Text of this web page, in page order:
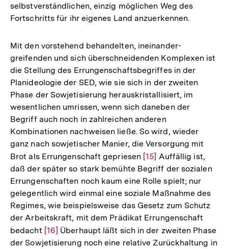
selbstverständlichen, einzig möglichen Weg des
Fortschritts für ihr eigenes Land anzuerkennen.
Mit den vorstehend behandelten, ineinander-
greifenden und sich überschneidenden Komplexen ist
die Stellung des Errungenschaftsbegriffes in der
Planideologie der SED, wie sie sich in der zweiten
Phase der Sowjetisierung herauskristallisiert, im
wesentlichen umrissen, wenn sich daneben der
Begriff auch noch in zahlreichen anderen
Kombinationen nachweisen ließe. So wird, wieder
ganz nach sowjetischer Manier, die Versorgung mit
Brot als Errungenschaft gepriesen Zur
Auflösung
der
Fußnote
[15] Auffällig ist,
daß der später so stark bemühte Begriff der sozialen
Errungenschaften noch kaum eine Rolle spielt; nur
gelegentlich wird einmal eine soziale Maßnahme des
Regimes, wie beispielsweise das Gesetz zum Schutz
der Arbeitskraft, mit dem Prädikat Errungenschaft
bedacht Zur
Auflösung
[16] Überhaupt läßt sich in der zweiten Phase
der Sowjetisierung noch eine relative Zurückhaltung in